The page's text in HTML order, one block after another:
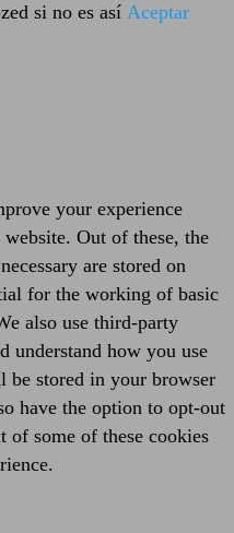
si no es así Aceptar
your experience
Out of these, the
are stored on
for the working of basic
also use third-party
understand how you use
be stored in your browser
have the option to opt-out
of some of these cookies